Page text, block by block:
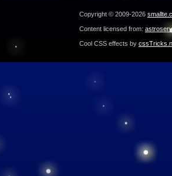
Copyright © 2009-2026
Content licensed from:
Cool CSS effects by